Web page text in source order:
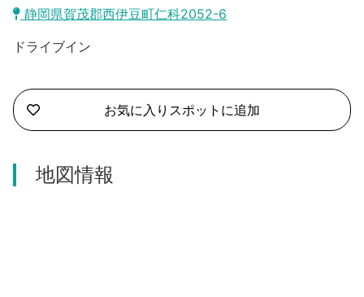
沼津市
三島市
南伊豆町
函南町
西伊豆町
モデルコース
旅程作成
アクセス
合同会社説明会
静岡県賀茂郡西伊豆町仁科2052-6
ドライブイン
お気に入りスポットに追加
地図情報